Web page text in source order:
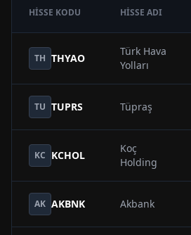
HISSE KODU HISSE ADI
TH THYAO
Türk Hava
Yolları
TU TUPRS Tüpraş
KC KCHOL
Koç
Holding
AK AKBNK Akbank